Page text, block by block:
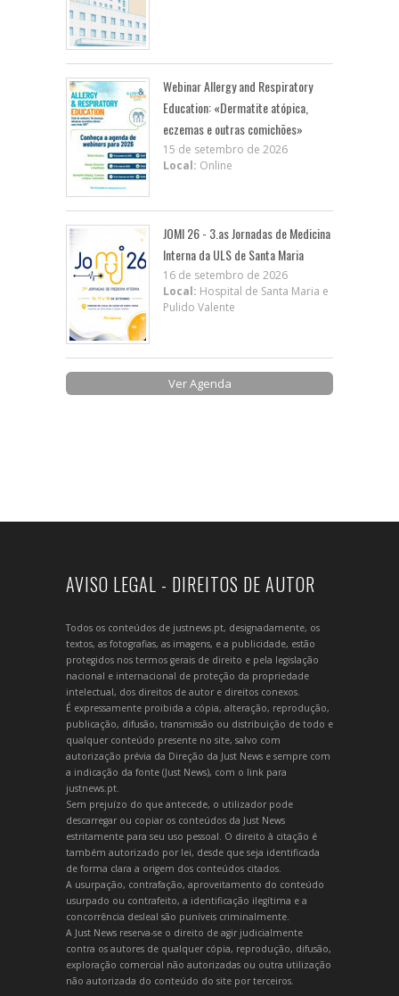
Webinar Allergy and Respiratory
Education: «Dermatite atópica,
eczemas e outras comichões»
15 de setembro de 2026
Local: Online
JOMI 26 - 3.as Jornadas de Medicina
Interna da ULS de Santa Maria
16 de setembro de 2026
Local: Hospital de Santa Maria e
Pulido Valente
Ver Agenda
AVISO LEGAL - DIREITOS DE AUTOR
Todos os conteúdos de justnews.pt, designadamente, os
textos, as fotografias, as imagens, e a publicidade, estão
protegidos nos termos gerais de direito e pela legislação
nacional e internacional de proteção da propriedade
intelectual, dos direitos de autor e direitos conexos.
É expressamente proibida a cópia, alteração, reprodução,
publicação, difusão, transmissão ou distribuição de todo e
qualquer conteúdo presente no site, salvo com
autorização prévia da Direção da Just News e sempre com
a indicação da fonte (Just News), com o link para
justnews.pt.
Sem prejuízo do que antecede, o utilizador pode
descarregar ou copiar os conteúdos da Just News
estritamente para seu uso pessoal. O direito à citação é
também autorizado por lei, desde que seja identificada
de forma clara a origem dos conteúdos citados.
A usurpação, contrafação, aproveitamento do conteúdo
usurpado ou contrafeito, a identificação ilegítima e a
concorrência desleal são puníveis criminalmente.
A Just News reserva-se o direito de agir judicialmente
contra os autores de qualquer cópia, reprodução, difusão,
exploração comercial não autorizadas ou outra utilização
não autorizada do conteúdo do site por terceiros.